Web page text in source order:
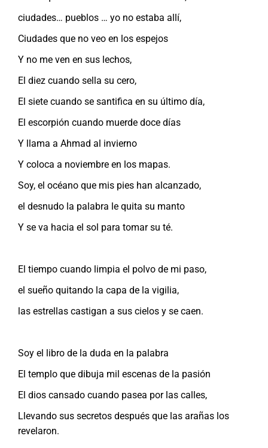
ciudades… pueblos … yo no estaba allí,
Ciudades que no veo en los espejos
Y no me ven en sus lechos,
El diez cuando sella su cero,
El siete cuando se santifica en su último día,
El escorpión cuando muerde doce días
Y llama a Ahmad al invierno
Y coloca a noviembre en los mapas.
Soy, el océano que mis pies han alcanzado,
el desnudo la palabra le quita su manto
Y se va hacia el sol para tomar su té.
El tiempo cuando limpia el polvo de mi paso,
el sueño quitando la capa de la vigilia,
las estrellas castigan a sus cielos y se caen.
Soy el libro de la duda en la palabra
El templo que dibuja mil escenas de la pasión
El dios cansado cuando pasea por las calles,
Llevando sus secretos después que las arañas los
revelaron.